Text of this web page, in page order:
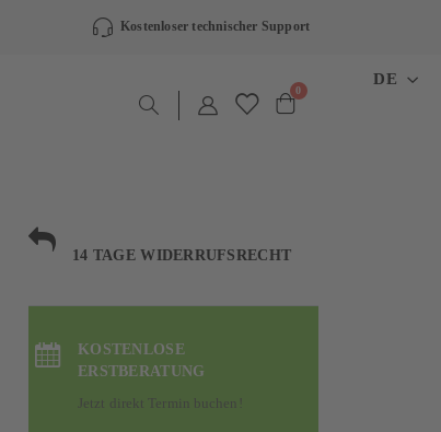
Kostenloser technischer Support
DE
Warenkorb
0Artikel
14 TAGE WIDERRUFSRECHT
KOSTENLOSE
ERSTBERATUNG
Jetzt direkt Termin buchen!